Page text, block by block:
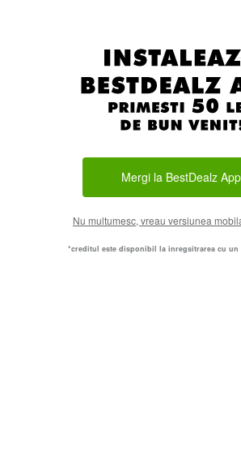
Mergi la BestDealz App
Nu multumesc, vreau versiunea
*creditul este disponibil la inregsitrarea cu un